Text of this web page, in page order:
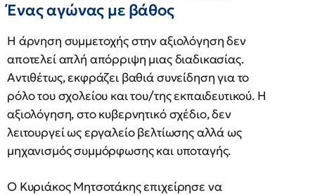
Ένας αγώνας με βάθος
Η άρνηση συμμετοχής στην αξιολόγηση δεν
αποτελεί απλή απόρριψη μιας διαδικασίας.
Αντιθέτως, εκφράζει βαθιά συνείδηση για το
ρόλο του σχολείου και του/της εκπαιδευτικού. Η
αξιολόγηση, στο κυβερνητικό σχέδιο, δεν
λειτουργεί ως εργαλείο βελτίωσης αλλά ως
μηχανισμός συμμόρφωσης και υποταγής.
Ο Κυριάκος Μητσοτάκης επιχείρησε να